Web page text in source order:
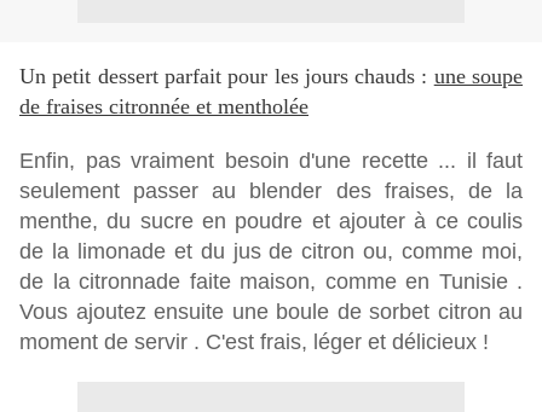
Un petit dessert parfait pour les jours chauds : une soupe
de fraises citronnée et mentholée
Enfin, pas vraiment besoin d'une recette ... il faut
seulement passer au blender des fraises, de la
menthe, du sucre en poudre et ajouter à ce coulis
de la limonade et du jus de citron ou, comme moi,
de la citronnade faite maison, comme en Tunisie .
Vous ajoutez ensuite une boule de sorbet citron au
moment de servir . C'est frais, léger et délicieux !